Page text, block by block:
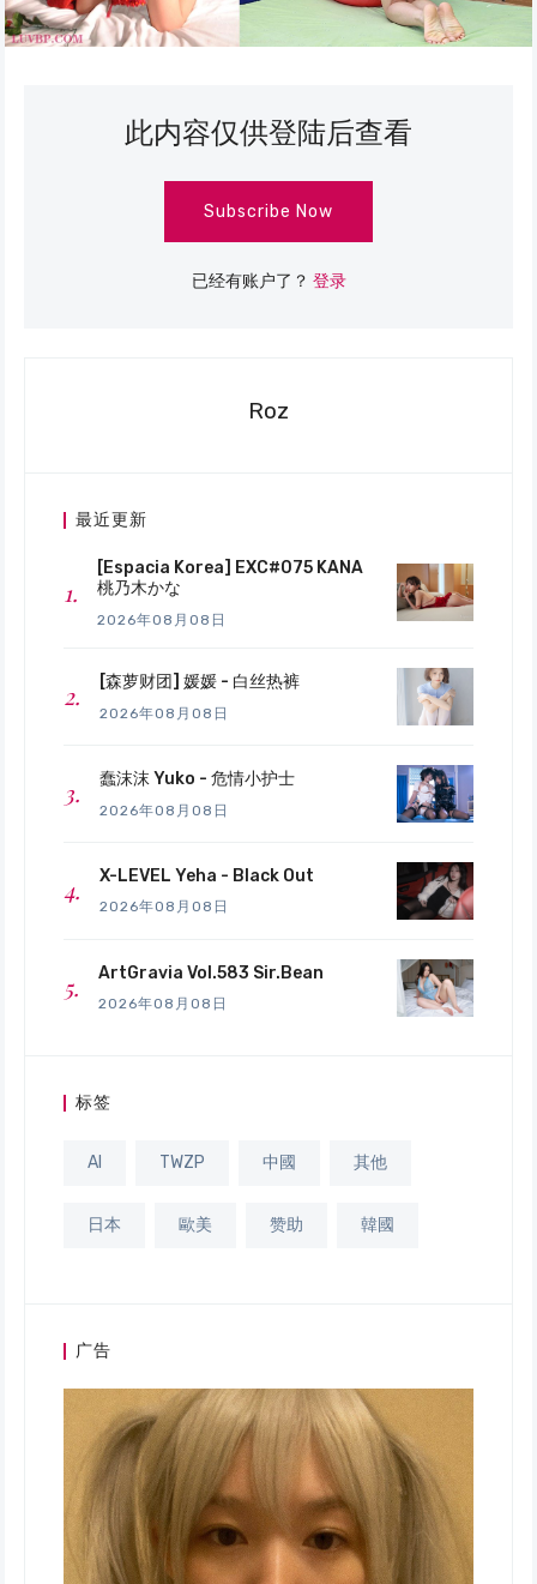
此内容仅供登陆后查看
Subscribe Now
已经有账户了？ 登录
Roz
最近更新
[Espacia Korea] EXC#075 KANA
桃乃木かな
2026年08月08日
[森萝财团] 媛媛 - 白丝热裤
2026年08月08日
蠢沫沫 Yuko - 危情小护士
2026年08月08日
X-LEVEL Yeha - Black Out
2026年08月08日
ArtGravia Vol.583 Sir.Bean
2026年08月08日
标签
AI TWZP 中國 其他
日本 歐美 赞助 韓國
广告